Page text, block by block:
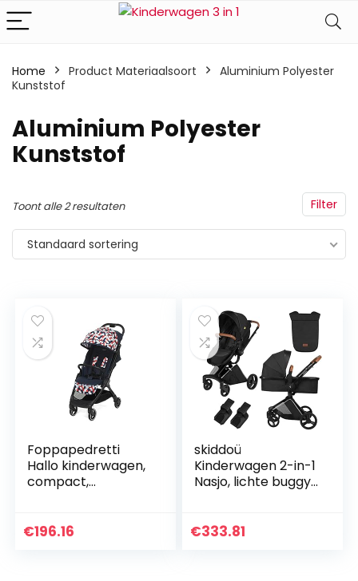
Home Product Materiaalsoort
‎Aluminium Polyester
Kunststof
‎Aluminium Polyester
Kunststof
Filter
Toont alle 2 resultaten
Standaard sortering
Foppapedretti
Hallo kinderwagen,
compact,
geboorte tot 22 kg
€196.16
skiddoü
Kinderwagen 2-in-1
Nasjo, lichte buggy
frame, compact
€333.81